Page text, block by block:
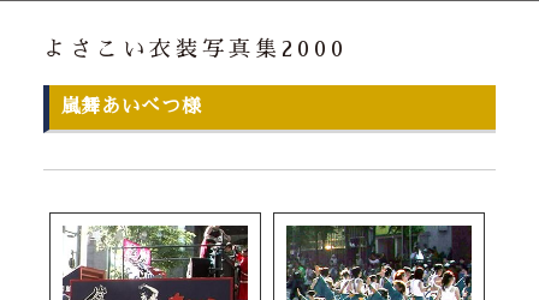
よさこい衣装写真集2000
嵐舞あいべつ様